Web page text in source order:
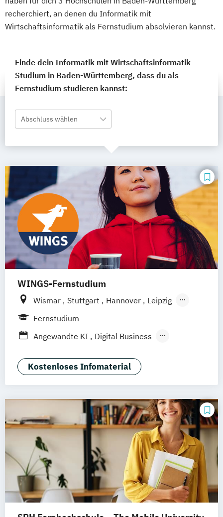
recherchiert, an denen du Informatik mit
Wirtschaftsinformatik als Fernstudium absolvieren kannst.
Finde dein Informatik mit Wirtschaftsinformatik
Studium in Baden-Württemberg, dass du als
Fernstudium studieren kannst:
Abschluss wählen
WINGS-Fernstudium
Wismar Stuttgart Hannover
Leipzig
Frankfurt am Main
Nürnberg
Fernstudium
Angewandte KI
Digital Business
IT-Forensik IT-Management & Consulting
IT-Sicherheit und Forensik
Kostenloses Infomaterial